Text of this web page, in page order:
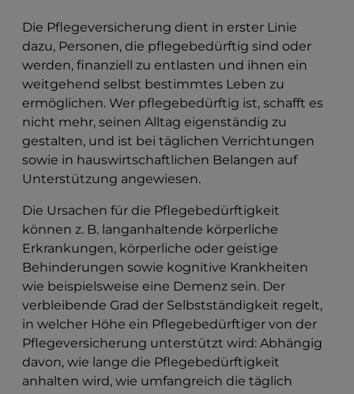
Die Pflegeversicherung dient in erster Linie
dazu, Personen, die pflegebedürftig sind oder
werden, finanziell zu entlasten und ihnen ein
weitgehend selbst bestimmtes Leben zu
ermöglichen. Wer pflegebedürftig ist, schafft es
nicht mehr, seinen Alltag eigenständig zu
gestalten, und ist bei täglichen Verrichtungen
sowie in hauswirtschaftlichen Belangen auf
Unterstützung angewiesen.
Die Ursachen für die Pflegebedürftigkeit
können z. B. langanhaltende körperliche
Erkrankungen, körperliche oder geistige
Behinderungen sowie kognitive Krankheiten
wie beispielsweise eine Demenz sein. Der
verbleibende Grad der Selbstständigkeit regelt,
in welcher Höhe ein Pflegebedürftiger von der
Pflegeversicherung unterstützt wird: Abhängig
davon, wie lange die Pflegebedürftigkeit
anhalten wird, wie umfangreich die täglich